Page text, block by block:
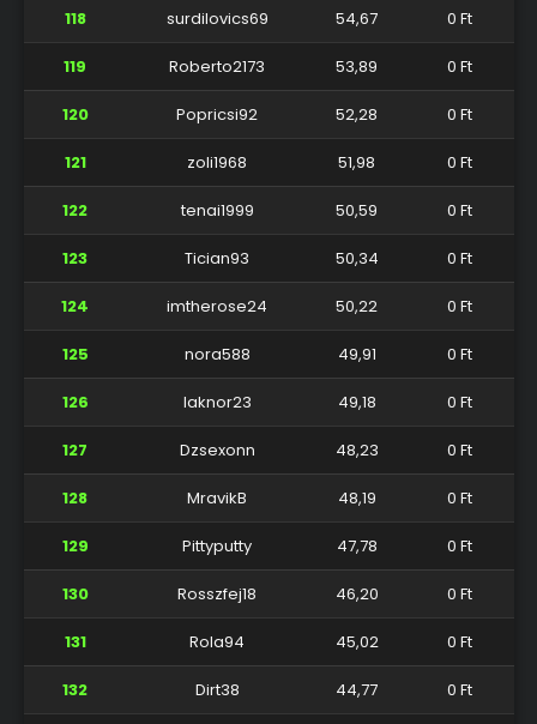
118 surdilovics69 54,67 0 Ft
119 Roberto2173 53,89 0 Ft
120 Popricsi92 52,28 0 Ft
121 zoli1968 51,98 0 Ft
122 tenai1999 50,59 0 Ft
123 Tician93 50,34 0 Ft
124 imtherose24 50,22 0 Ft
125 nora588 49,91 0 Ft
126 laknor23 49,18 0 Ft
127 Dzsexonn 48,23 0 Ft
128 MravikB 48,19 0 Ft
129 Pittyputty 47,78 0 Ft
130 Rosszfej18 46,20 0 Ft
131 Rola94 45,02 0 Ft
132 Dirt38 44,77 0 Ft